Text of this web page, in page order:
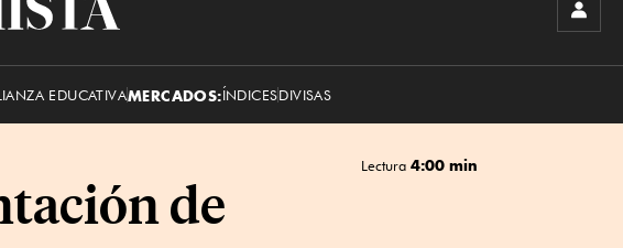
EDUCATIVAMERCADOS:ÍNDICESDIVISAS
Lectura 4:00 min
de